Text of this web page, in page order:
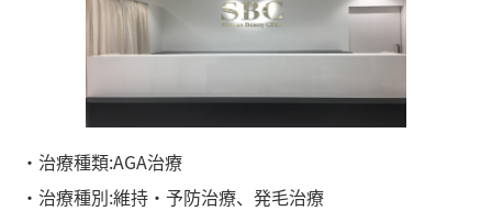
・治療種類:AGA治療
・治療種別:維持・予防治療、発毛治療